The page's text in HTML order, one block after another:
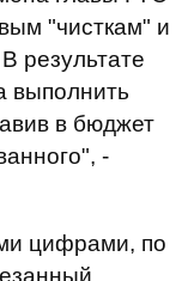
"чисткам" и
результате
выполнить
в бюджет
-
цифрами, по